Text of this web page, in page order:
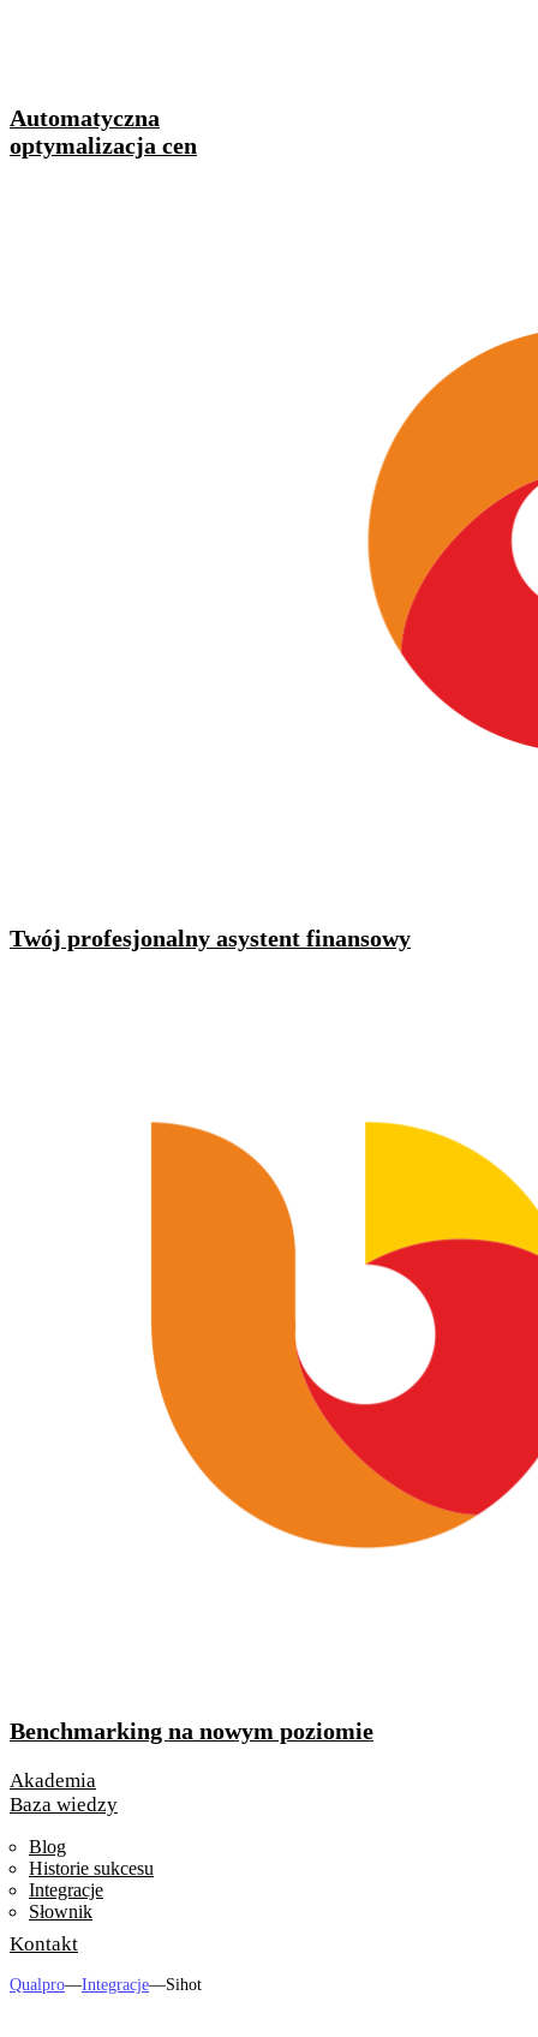
Automatyczna
optymalizacja cen
Twój profesjonalny asystent finansowy
Benchmarking na nowym poziomie
Akademia
Baza wiedzy
Blog
Historie sukcesu
Integracje
Słownik
Kontakt
Qualpro—Integracje—Sihot